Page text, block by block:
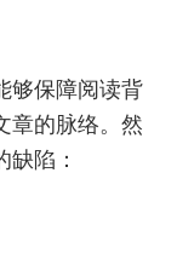
够保障阅读背
章的脉络。然
陷：